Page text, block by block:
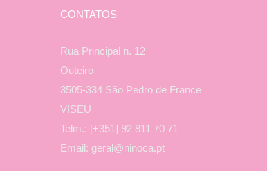
CONTATOS
Rua Principal n. 12
Outeiro
3505-334 São Pedro de France
VISEU
Telm.: [+351] 92 811 70 71
Email: geral@ninoca.pt